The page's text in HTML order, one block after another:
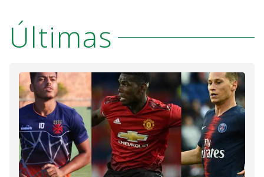
Últimas